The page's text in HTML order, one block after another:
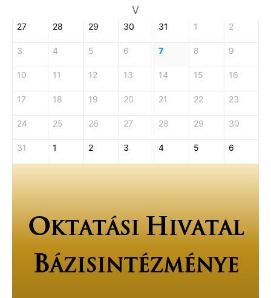
V
27 28 29 30 31 1 2
3 4 5 6 7 8 9
10 11 12 13 14 15 16
17 18 19 20 21 22 23
24 25 26 27 28 29 30
31 1 2 3 4 5 6